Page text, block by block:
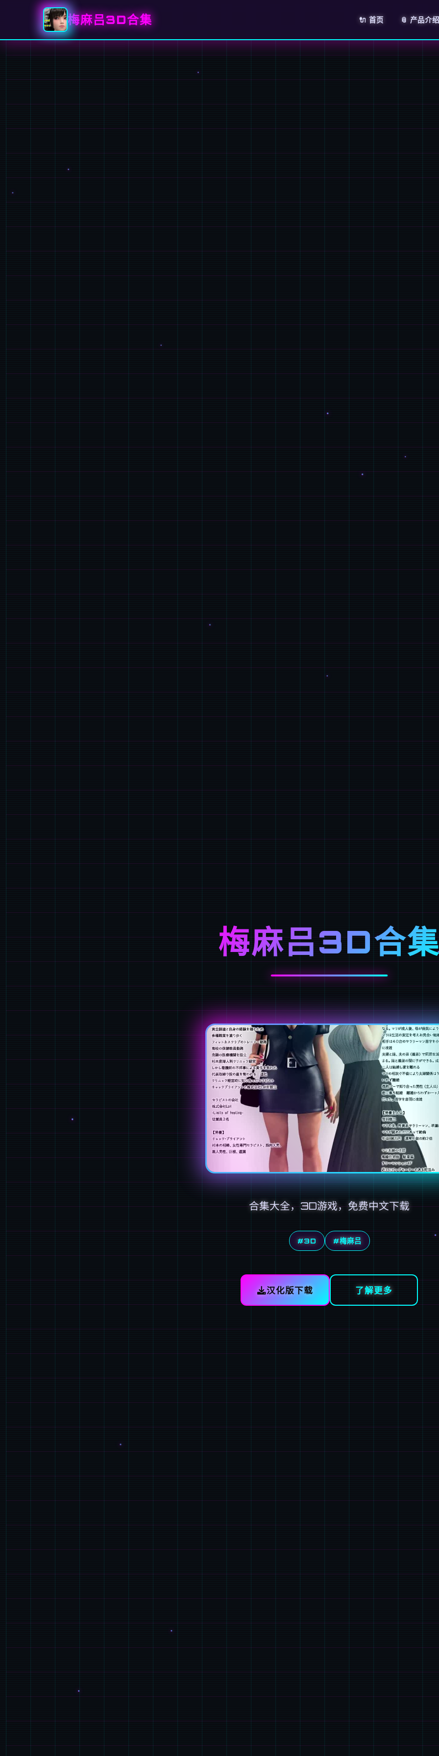
梅麻吕3D合集 🔌 首页 📎 产品介绍
梅麻吕3D合
合集大全，3D游戏，免费中文下载
#3D #梅麻吕
汉化版下载 了解更多